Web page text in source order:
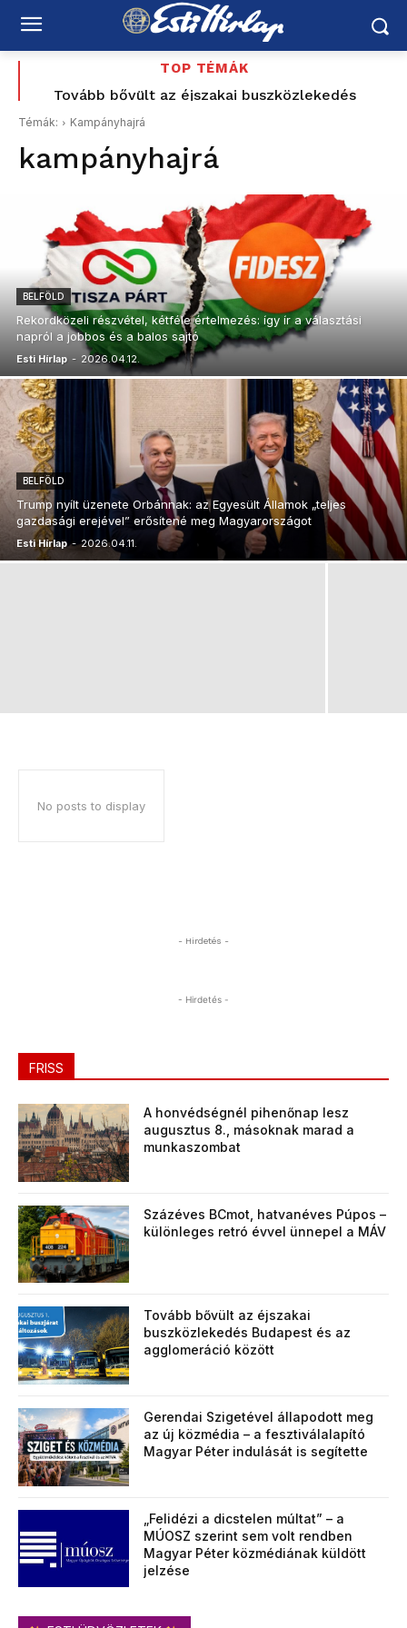
TOP TÉMÁK
Tovább bővült az éjszakai buszközlekedés
Budapest és az agglomeráció között
Témák: Kampányhajrá
kampányhajrá
BELFÖLD
Rekordközeli részvétel, kétféle értelmezés: így ír a választási
napról a jobbos és a balos sajtó
Esti Hírlap - 2026.04.12.
BELFÖLD
Trump nyílt üzenete Orbánnak: az Egyesült Államok „teljes
gazdasági erejével” erősítené meg Magyarországot
Esti Hírlap - 2026.04.11.
No posts to display
- Hirdetés -
- Hirdetés -
FRISS
A honvédségnél pihenőnap lesz
augusztus 8., másoknak marad a
munkaszombat
Százéves BCmot, hatvanéves Púpos –
különleges retró évvel ünnepel a MÁV
Tovább bővült az éjszakai
buszközlekedés Budapest és az
agglomeráció között
Gerendai Szigetével állapodott meg
az új közmédia – a fesztiválalapító
Magyar Péter indulását is segítette
„Felidézi a dicstelen múltat” – a
MÚOSZ szerint sem volt rendben
Magyar Péter közmédiának küldött
jelzése